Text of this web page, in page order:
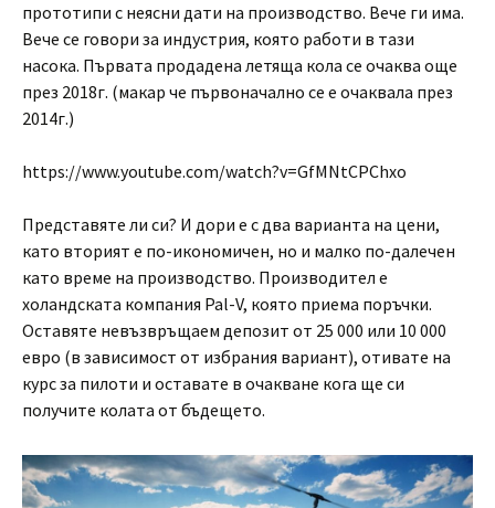
прототипи с неясни дати на производство. Вече ги има.
Вече се говори за индустрия, която работи в тази
насока. Първата продадена летяща кола се очаква още
през 2018г. (макар че първоначално се е очаквала през
2014г.)
https://www.youtube.com/watch?v=GfMNtCPChxo
Представяте ли си? И дори е с два варианта на цени,
като вторият е по-икономичен, но и малко по-далечен
като време на производство. Производител е
холандската компания Pal-V, която приема поръчки.
Оставяте невъзвръщаем депозит от 25 000 или 10 000
евро (в зависимост от избрания вариант), отивате на
курс за пилоти и оставате в очакване кога ще си
получите колата от бъдещето.